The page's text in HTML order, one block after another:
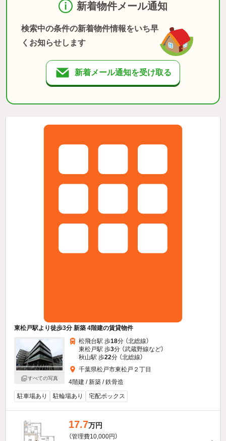
新着物件メール通知
検索中の条件の新着物件情報をいち早
くお知らせします
新着メール通知を受け取る
東松戸駅より徒歩3分 新築 4階建の賃貸物件
すべての写真
松飛台駅 歩18分 （北総線）
東松戸駅 歩3分 （武蔵野線など）
秋山駅 歩22分 （北総線）
千葉県松戸市東松戸２丁目
4階建 / 新築 / 鉄骨造
駐車場あり
駐輪場あり 宅配ボックス
17.7万円
（管理費10,000円）